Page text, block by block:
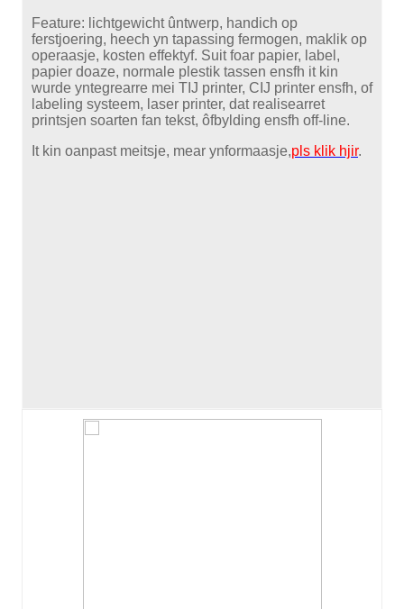
Feature: lichtgewicht ûntwerp, handich op
ferstjoering, heech yn tapassing fermogen, maklik op
operaasje, kosten effektyf. Suit foar papier, label,
papier doaze, normale plestik tassen ensfh it kin
wurde yntegrearre mei TIJ printer, CIJ printer ensfh, of
labeling systeem, laser printer, dat realisearret
printsjen soarten fan tekst, ôfbylding ensfh off-line.
It kin oanpast meitsje, mear ynformaasje,pls klik hjir.